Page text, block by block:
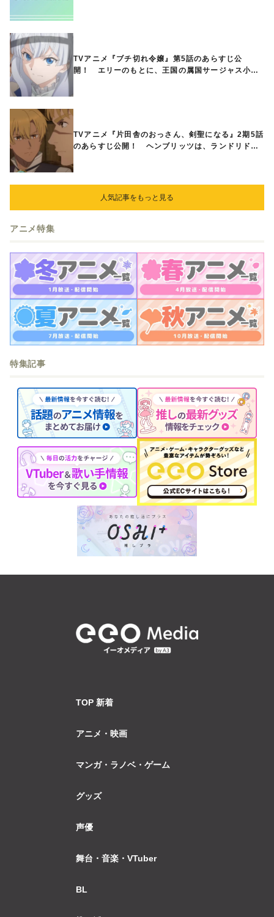
TVアニメ『ブチ切れ令嬢』第5話のあらすじ公
開！ エリーのもとに、王国の属国サージャス小王
TVアニメ『片田舎のおっさん、剣聖になる』2期5話
のあらすじ公開！ ヘンブリッツは、ランドリドに
人気記事をもっと見る
アニメ特集
特集記事
TOP 新着
アニメ・映画
マンガ・ラノベ・ゲーム
グッズ
声優
舞台・音楽・VTuber
BL